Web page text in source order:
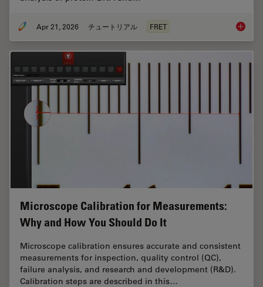
Apr 21, 2026 チュートリアル FRET What is
Microscope Calibration for Measurements:
Why and How You Should Do It
Microscope calibration ensures accurate and consistent
measurements for inspection, quality control (QC),
failure analysis, and research and development (R&D).
Calibration steps are described in this…